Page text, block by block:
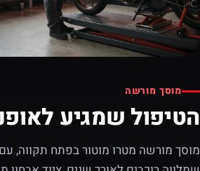
מוסך מורשה
הטיפול שמגיע
מוסך מורשה מטרו מוטור בפתח תקווה, עם